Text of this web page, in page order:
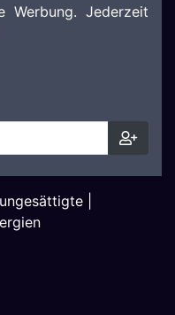
Werbung. Jederzeit